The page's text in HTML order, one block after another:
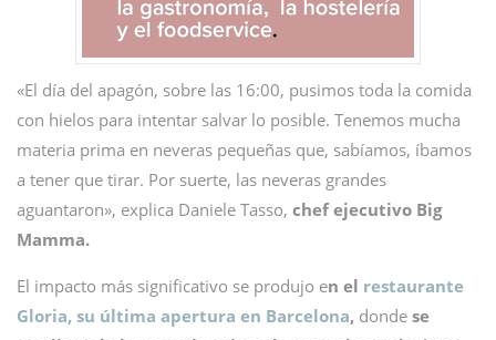
«El día del apagón, sobre las 16:00, pusimos toda la comida
con hielos para intentar salvar lo posible. Tenemos mucha
materia prima en neveras pequeñas que, sabíamos, íbamos
a tener que tirar. Por suerte, las neveras grandes
aguantaron», explica Daniele Tasso, chef ejecutivo Big
Mamma.
El impacto más significativo se produjo en el restaurante
Gloria, su última apertura en Barcelona, donde se